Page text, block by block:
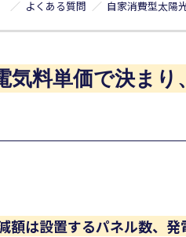
よくある質問
料単価で決まり
額は設置するパネル数、